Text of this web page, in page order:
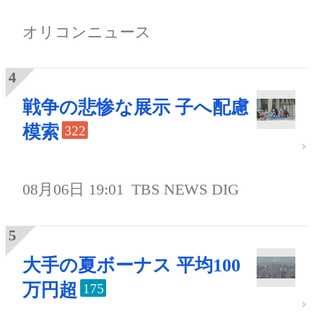
オリコンニュース
戦争の悲惨な展示 子へ配慮
模索 322
08月06日 19:01 TBS NEWS DIG
大手の夏ボーナス 平均100
万円超 175